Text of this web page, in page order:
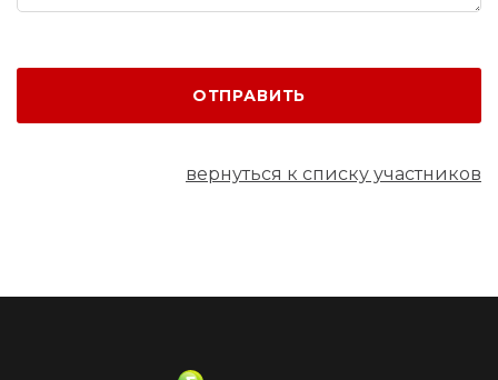
ОТПРАВИТЬ
вернуться к списку участников